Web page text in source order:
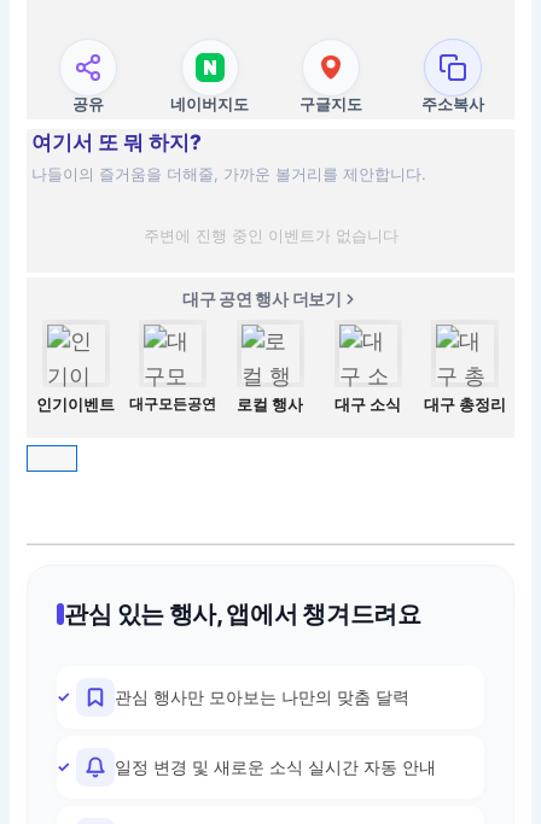
공유 네이버지도 구글지도 주소복사
여기서 또 뭐 하지?
나들이의 즐거움을 더해줄, 가까운 볼거리를 제안합니다.
주변에 진행 중인 이벤트가 없습니다
대구 공연 행사 더보기
인기이벤트 대구모든공연 로컬 행사 대구 소식 대구 총정리
관심 있는 행사, 앱에서 챙겨드려요
관심 행사만 모아보는 나만의 맞춤 달력
일정 변경 및 새로운 소식 실시간 자동 안내